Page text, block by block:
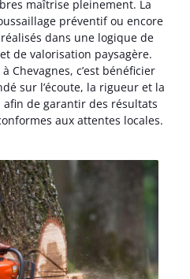
maîtrise pleinement. La
préventif ou encore
dans une logique de
de valorisation paysagère.
Chevagnes, c’est bénéficier
sur l’écoute, la rigueur et la
de garantir des résultats
aux attentes locales.